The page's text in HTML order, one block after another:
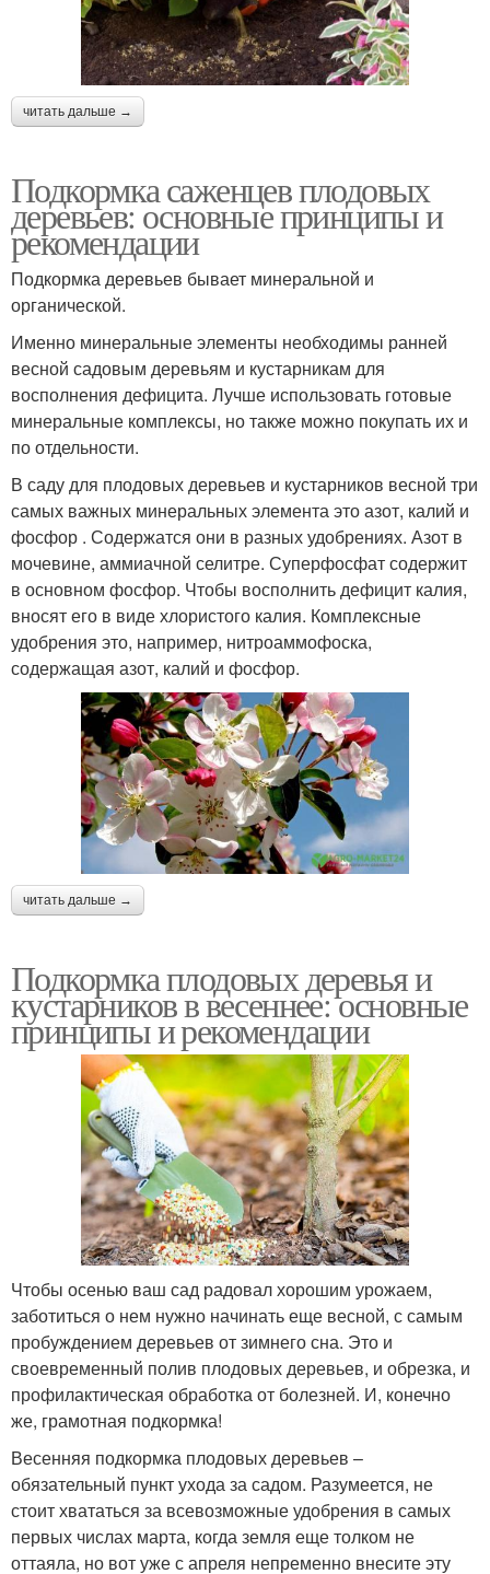
читать дальше →
Подкормка саженцев плодовых
деревьев: основные принципы и
рекомендации
Подкормка деревьев бывает минеральной и
органической.
Именно минеральные элементы необходимы ранней
весной садовым деревьям и кустарникам для
восполнения дефицита. Лучше использовать готовые
минеральные комплексы, но также можно покупать их и
по отдельности.
В саду для плодовых деревьев и кустарников весной три
самых важных минеральных элемента это азот, калий и
фосфор . Содержатся они в разных удобрениях. Азот в
мочевине, аммиачной селитре. Суперфосфат содержит
в основном фосфор. Чтобы восполнить дефицит калия,
вносят его в виде хлористого калия. Комплексные
удобрения это, например, нитроаммофоска,
содержащая азот, калий и фосфор.
читать дальше →
Подкормка плодовых деревья и
кустарников в весеннее: основные
принципы и рекомендации
Чтобы осенью ваш сад радовал хорошим урожаем,
заботиться о нем нужно начинать еще весной, с самым
пробуждением деревьев от зимнего сна. Это и
своевременный полив плодовых деревьев, и обрезка, и
профилактическая обработка от болезней. И, конечно
же, грамотная подкормка!
Весенняя подкормка плодовых деревьев –
обязательный пункт ухода за садом. Разумеется, не
стоит хвататься за всевозможные удобрения в самых
первых числах марта, когда земля еще толком не
оттаяла, но вот уже с апреля непременно внесите эту